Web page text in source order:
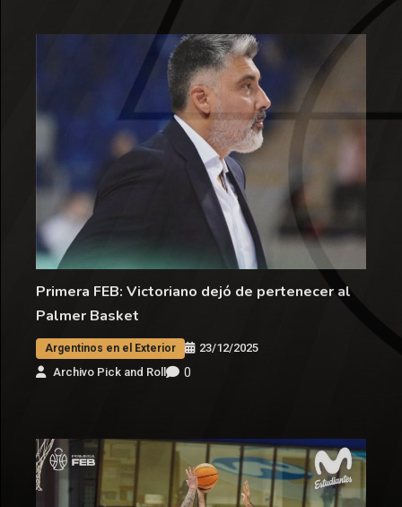
Primera FEB: Victoriano dejó de pertenecer al
Palmer Basket
Argentinos en el Exterior
23/12/2025
Archivo Pick and Roll
0